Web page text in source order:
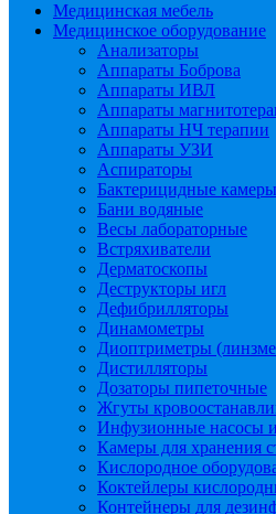
Медицинская мебель
Медицинское оборудование
Анализаторы
Аппараты Боброва
Аппараты ИВЛ
Аппараты
Аппараты НЧ терапии
Аппараты УЗИ
Аспираторы
Бактерицидные камеры
Бани водяные
Весы лабораторные
Встряхиватели
Дерматоскопы
Деструкторы игл
Дефибрилляторы
Динамометры
Диоптриметры
Дистилляторы
Дозаторы пипеточные
Жгуты
Инфузионные насосы
Камеры для хранения
Кислородное
Коктейлеры
Контейнеры для